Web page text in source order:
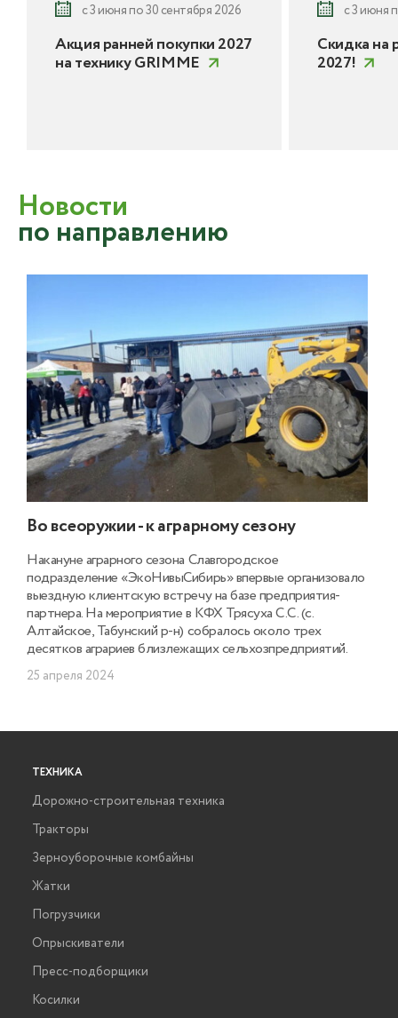
с 3 июня по 30 сентября 2026
Акция ранней покупки 2027
на технику GRIMME
с 3 июня
Скидка на
2027!
Новости
по направлению
Во всеоружии - к аграрному сезону
Накануне аграрного сезона Славгородское
подразделение «ЭкоНивыСибирь» впервые организовало
выездную клиентскую встречу на базе предприятия-
партнера. На мероприятие в КФХ Трясуха С.С. (с.
Алтайское, Табунский р-н) собралось около трех
десятков аграриев близлежащих сельхозпредприятий.
25 апреля 2024
ТЕХНИКА
Дорожно-строительная техника
Тракторы
Зерноуборочные комбайны
Жатки
Погрузчики
Опрыскиватели
Пресс-подборщики
Косилки